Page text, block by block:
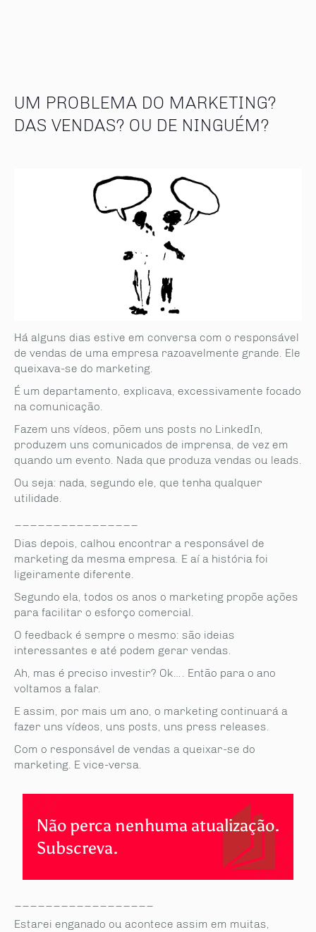
UM PROBLEMA DO MARKETING?
DAS VENDAS? OU DE NINGUÉM?
Há alguns dias estive em conversa com o responsável
de vendas de uma empresa razoavelmente grande. Ele
queixava-se do marketing.
É um departamento, explicava, excessivamente focado
na comunicação.
Fazem uns vídeos, põem uns posts no LinkedIn,
produzem uns comunicados de imprensa, de vez em
quando um evento. Nada que produza vendas ou leads.
Ou seja: nada, segundo ele, que tenha qualquer
utilidade.
Dias depois, calhou encontrar a responsável de
marketing da mesma empresa. E aí a história foi
ligeiramente diferente.
Segundo ela, todos os anos o marketing propõe ações
para facilitar o esforço comercial.
O feedback é sempre o mesmo: são ideias
interessantes e até podem gerar vendas.
Ah, mas é preciso investir? Ok…. Então para o ano
voltamos a falar.
E assim, por mais um ano, o marketing continuará a
fazer uns vídeos, uns posts, uns press releases.
Com o responsável de vendas a queixar-se do
marketing. E vice-versa.
Não perca nenhuma atualização.
Subscreva.
Estarei enganado ou acontece assim em muitas,